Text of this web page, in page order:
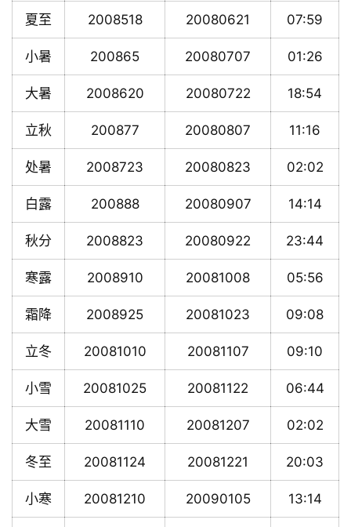
夏至 2008518 20080621 07:59
小暑 200865 20080707 01:26
大暑 2008620 20080722 18:54
立秋 200877 20080807 11:16
处暑 2008723 20080823 02:02
白露 200888 20080907 14:14
秋分 2008823 20080922 23:44
寒露 2008910 20081008 05:56
霜降 2008925 20081023 09:08
立冬 20081010 20081107 09:10
小雪 20081025 20081122 06:44
大雪 20081110 20081207 02:02
冬至 20081124 20081221 20:03
小寒 20081210 20090105 13:14